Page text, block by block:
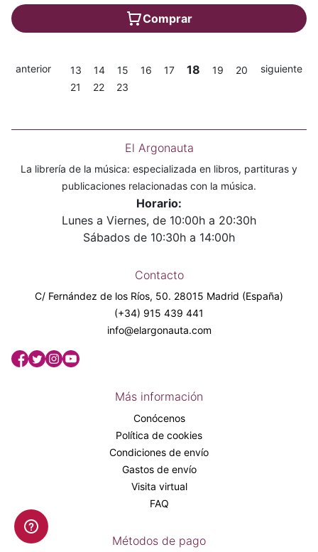
Comprar
anterior 13 14 15 16 17 18 19
20
21
22 23
siguiente
El Argonauta
La librería de la música: especializada en libros, partituras y
publicaciones relacionadas con la música.
Horario:
Lunes a Viernes, de 10:00h a 20:30h
Sábados de 10:30h a 14:00h
Contacto
C/ Fernández de los Ríos, 50. 28015 Madrid (España)
(+34) 915 439 441
info@elargonauta.com
Más información
Conócenos
Política de cookies
Condiciones de envío
Gastos de envío
Visita virtual
FAQ
Métodos de pago